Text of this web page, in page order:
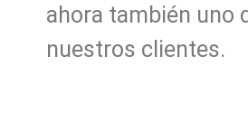
ahora también uno
nuestros clientes.